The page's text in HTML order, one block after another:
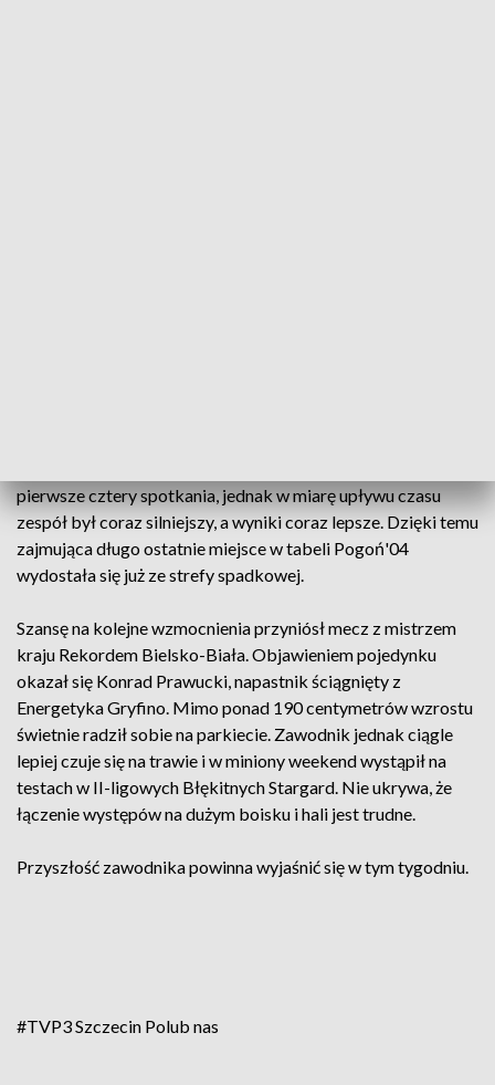
pierwsze cztery spotkania, jednak w miarę upływu czasu
zespół był coraz silniejszy, a wyniki coraz lepsze. Dzięki temu
zajmująca długo ostatnie miejsce w tabeli Pogoń'04
wydostała się już ze strefy spadkowej.
Szansę na kolejne wzmocnienia przyniósł mecz z mistrzem
kraju Rekordem Bielsko-Biała. Objawieniem pojedynku
okazał się Konrad Prawucki, napastnik ściągnięty z
Energetyka Gryfino. Mimo ponad 190 centymetrów wzrostu
świetnie radził sobie na parkiecie. Zawodnik jednak ciągle
lepiej czuje się na trawie i w miniony weekend wystąpił na
testach w II-ligowych Błękitnych Stargard. Nie ukrywa, że
łączenie występów na dużym boisku i hali jest trudne.
Przyszłość zawodnika powinna wyjaśnić się w tym tygodniu.
#TVP3 Szczecin Polub nas